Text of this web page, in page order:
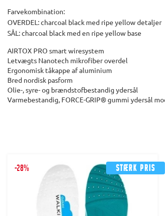
Farvekombination:
OVERDEL: charcoal black med ripe yellow detaljer
SÅL: charcoal black med en ripe yellow base
AIRTOX PRO smart wiresystem
Letvægts Nanotech mikrofiber overdel
Ergonomisk tåkappe af aluminium
Bred nordisk pasform
Olie-, syre- og brændstofbestandig ydersål
Varmebestandig, FORCE-GRIP® gummi ydersål
Stærk pris
-28%